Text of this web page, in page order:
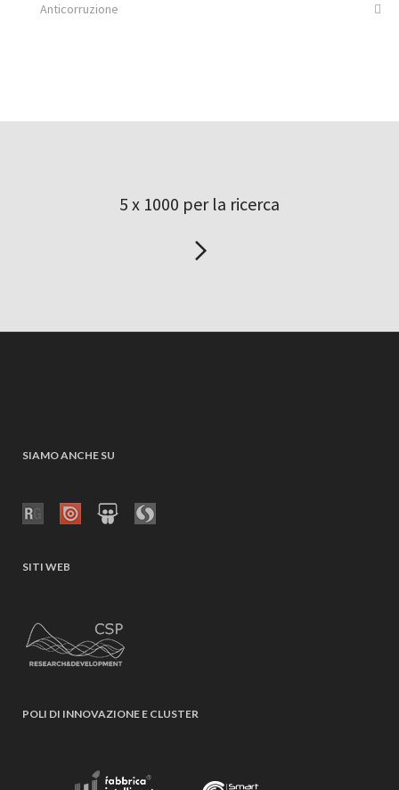
Anticorruzione
5 x 1000 per la ricerca
SIAMO ANCHE SU
SITI WEB
POLI DI INNOVAZIONE E CLUSTER